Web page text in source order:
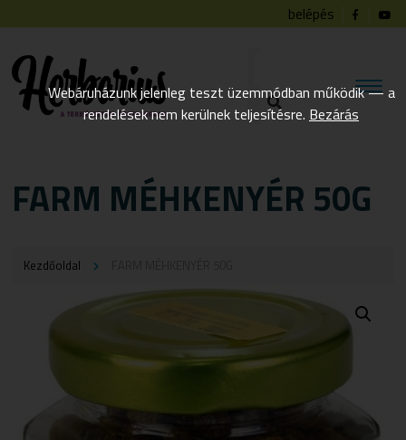
belépés
FARM MÉHKENYÉR 50G
Kezdőoldal
Webáruházunk jelenleg teszt üzemmódban működik — a
rendelések nem kerülnek teljesítésre. Bezárás